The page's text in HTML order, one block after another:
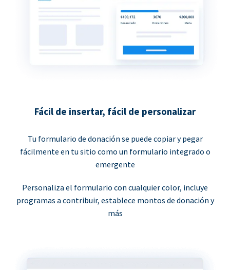
Fácil de insertar, fácil de personalizar
Tu formulario de donación se puede copiar y pegar
fácilmente en tu sitio como un formulario integrado o
emergente
Personaliza el formulario con cualquier color, incluye
programas a contribuir, establece montos de donación y
más